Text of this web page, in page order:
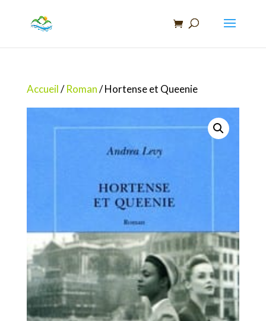
Accueil/Roman/ Hortense et Queenie